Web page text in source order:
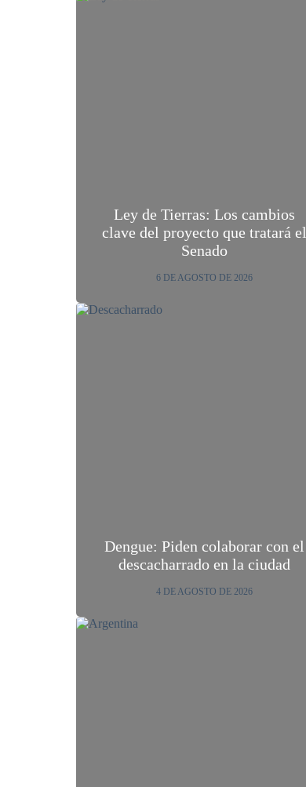
Ley de Tierras: Los cambios
clave del proyecto que tratará el
Senado
6 DE AGOSTO DE 2026
Dengue: Piden colaborar con el
descacharrado en la ciudad
4 DE AGOSTO DE 2026